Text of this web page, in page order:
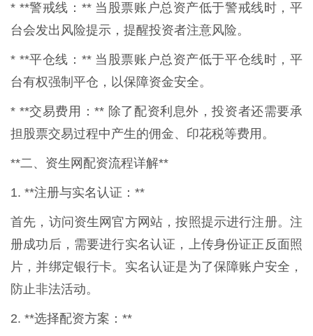
* **警戒线：** 当股票账户总资产低于警戒线时，平
台会发出风险提示，提醒投资者注意风险。
* **平仓线：** 当股票账户总资产低于平仓线时，平
台有权强制平仓，以保障资金安全。
* **交易费用：** 除了配资利息外，投资者还需要承
担股票交易过程中产生的佣金、印花税等费用。
**二、资生网配资流程详解**
1. **注册与实名认证：**
首先，访问资生网官方网站，按照提示进行注册。注
册成功后，需要进行实名认证，上传身份证正反面照
片，并绑定银行卡。实名认证是为了保障账户安全，
防止非法活动。
2. **选择配资方案：**